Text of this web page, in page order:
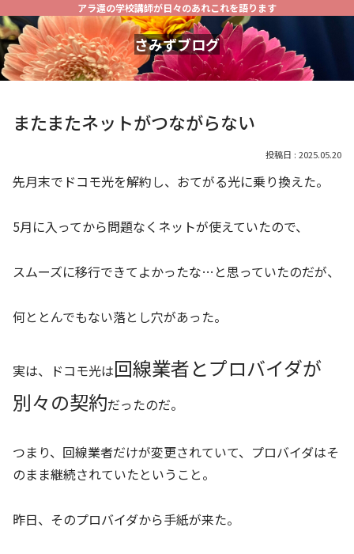
アラ還の学校講師が日々のあれこれを語ります
さみずブログ
またまたネットがつながらない
2025.05.20
先月末でドコモ光を解約し、おてがる光に乗り換えた。
5月に入ってから問題なくネットが使えていたので、
スムーズに移行できてよかったな…と思っていたのだが、
何ととんでもない落とし穴があった。
実は、ドコモ光は回線業者とプロバイダが
別々の契約だったのだ。
つまり、回線業者だけが変更されていて、プロバイダはそ
のまま継続されていたということ。
昨日、そのプロバイダから手紙が来た。